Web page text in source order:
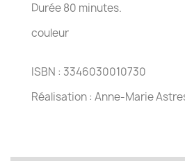
Durée 80 minutes.
couleur
ISBN : 3346030010730
Réalisation : Anne-Marie